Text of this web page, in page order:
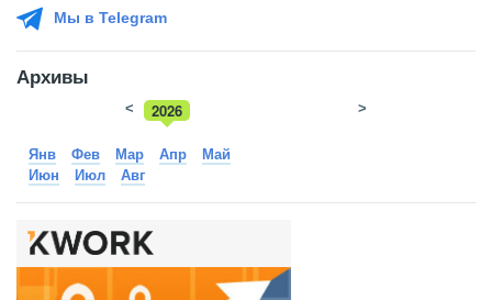
Мы в Telegram
Архивы
2026
2025
< >
Янв Фев Мар Апр
Май
Июн
Июл Авг